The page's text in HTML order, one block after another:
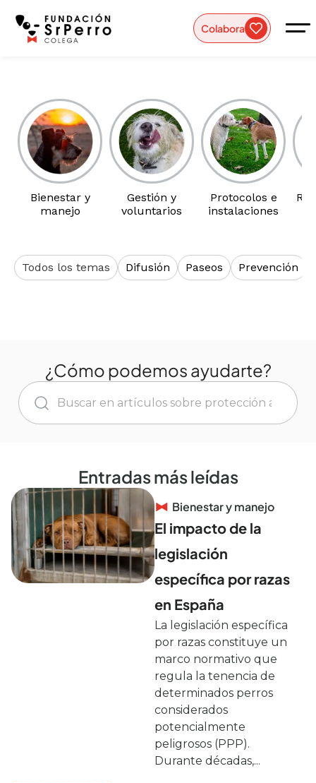
Colabora
Bienestar y
manejo
Gestión y
voluntarios
Protocolos e
instalaciones
Todos los temas Difusión Paseos Prevención
¿Cómo podemos ayudarte?
Entradas más leídas
Bienestar y manejo
El impacto de la
legislación
específica por razas
en España
La legislación específica
por razas constituye un
marco normativo que
regula la tenencia de
determinados perros
considerados
potencialmente
peligrosos (PPP).
Durante décadas,...